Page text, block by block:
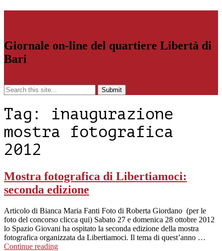
Giornale on-line del quartiere Libertà di
Bari
Tag: inaugurazione
mostra fotografica
2012
Mostra fotografica di Libertiamoci:
seconda edizione
Articolo di Bianca Maria Fanti Foto di Roberta Giordano (per le
foto del concorso clicca qui) Sabato 27 e domenica 28 ottobre 2012
lo Spazio Giovani ha ospitato la seconda edizione della mostra
fotografica organizzata da Libertiamoci. Il tema di quest’anno …
Continue reading